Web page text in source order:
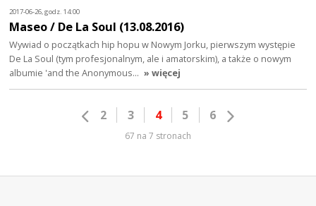
2017-06-26, godz. 14:00
Maseo / De La Soul (13.08.2016)
Wywiad o początkach hip hopu w Nowym Jorku, pierwszym występie
De La Soul (tym profesjonalnym, ale i amatorskim), a także o nowym
albumie 'and the Anonymous… » więcej
2 3 4 5 6
67 na 7 stronach